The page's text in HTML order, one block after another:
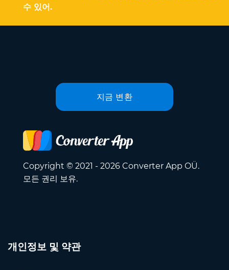
수 있어.
지금 변환
Copyright © 2021 - 2026 Converter App OÜ.
모든 권리 보유.
개인정보 및 약관